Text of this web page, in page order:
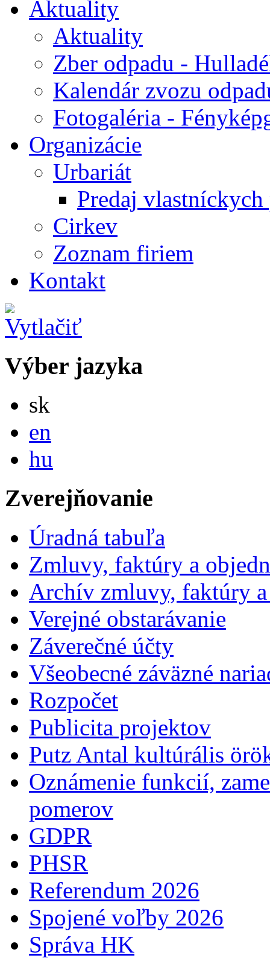
Aktuality
Aktuality
Zber odpadu -
Kalendár zvozu
Fotogaléria -
Organizácie
Urbariát
Predaj
Cirkev
Zoznam firiem
Kontakt
Výber jazyka
sk
en
hu
Zverejňovanie
Úradná tabuľa
Zmluvy, faktúry a
Archív zmluvy, faktúry
Verejné obstarávanie
Záverečné účty
Všeobecné záväzné
Rozpočet
Publicita projektov
Putz Antal kultúrális
Oznámenie funkcií,
pomerov
GDPR
PHSR
Referendum 2026
Spojené voľby 2026
Správa HK